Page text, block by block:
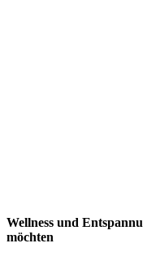
Wellness und
möchten